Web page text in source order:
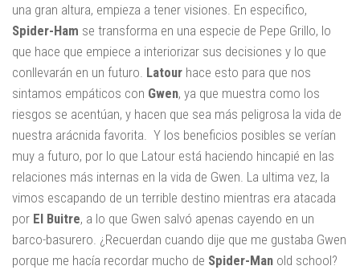
una gran altura, empieza a tener visiones. En especifico,
Spider-Ham se transforma en una especie de Pepe Grillo, lo
que hace que empiece a interiorizar sus decisiones y lo que
conllevarán en un futuro. Latour hace esto para que nos
sintamos empáticos con Gwen, ya que muestra como los
riesgos se acentúan, y hacen que sea más peligrosa la vida de
nuestra arácnida favorita. Y los beneficios posibles se verían
muy a futuro, por lo que Latour está haciendo hincapié en las
relaciones más internas en la vida de Gwen. La ultima vez, la
vimos escapando de un terrible destino mientras era atacada
por El Buitre, a lo que Gwen salvó apenas cayendo en un
barco-basurero. ¿Recuerdan cuando dije que me gustaba Gwen
porque me hacía recordar mucho de Spider-Man old school?